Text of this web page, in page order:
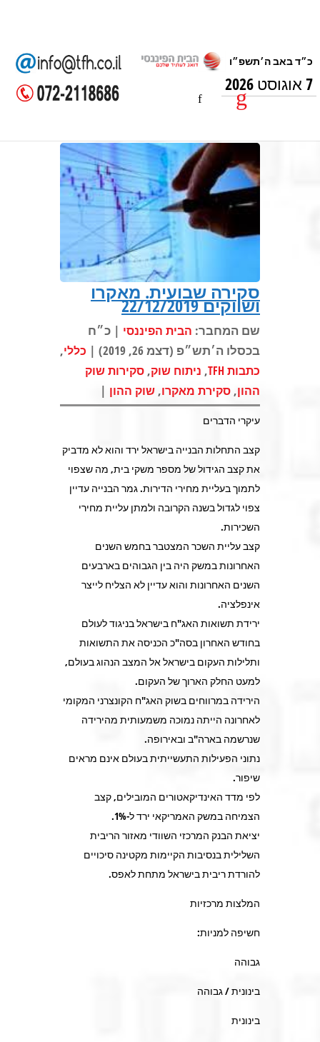
7 אוגוסט 2026
סקירה שבועית. מאקרו
ושווקים 22/12/2019
שם המחבר: הבית הפיננסי | כ״ח
בכסלו ה׳תש״פ (דצמ 26, 2019) |
כללי,
כתבות TFH , ניתוח שוק, סקירות שוק
ההון, סקירת מאקרו, שוק ההון |
עיקרי הדברים
קצב התחלות הבנייה בישראל ירד והוא לא מדביק
את קצב הגידול של מספר משקי בית, מה שצפוי
לתמוך בעליית מחירי הדירות. גמר הבנייה עדיין
צפוי לגדול בשנה הקרובה ולמתן עליית מחירי
השכירות.
קצב עליית השכר המצטבר בחמש השנים
האחרונות במשק היה בין הגבוהים בארבעים
השנים האחרונות והוא עדיין לא הצליח לייצר
אינפלציה.
ירידת תשואות האג"ח בישראל בניגוד לעולם
בחודש האחרון בסה"כ הכניסה את התשואות
ותלילות העקום בישראל אל המצב הנהוג בעולם,
למעט החלק הארוך של העקום.
הירידה במרווחים בשוק האג"ח הקונצרני המקומי
לאחרונה הייתה נמוכה משמעותית מהירידה
שנרשמה בארה"ב ובאירופה.
נתוני הפעילות התעשייתית בעולם אינם מראים
שיפור.
לפי מדד האינדיקאטורים המובילים, קצב
הצמיחה במשק האמריקאי ירד ל-1%.
יציאת הבנק המרכזי השוודי מאזור הריבית
השלילית בנסיבות הקיימות מקטינה סיכויים
להורדת ריבית בישראל מתחת לאפס.
המלצות מרכזיות
חשיפה למניות:
גבוהה
בינונית / גבוהה
בינונית